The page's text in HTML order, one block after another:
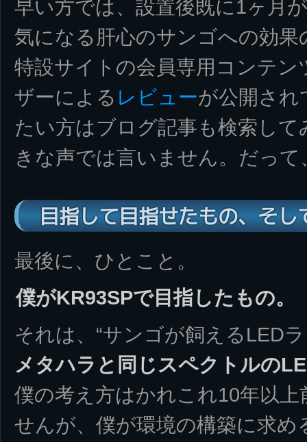
早い方では、設置後既に1ヶ月
気になる肝心のサンゴへの効
特設サイトの会員専用コンテン
ザーによる レビューが公開され
たい方はブログ記事も検索し
きな声では言いません。だっ
目指して目指せたもの、そし
最後に、ひとこと。
僕がKR93SPで目指したもの。
それは、“サンゴが飼えるLED
メタハラと同じスペクトルの
僕の考え方はかれこれ10年以
せんが、僕が環境の構築に求